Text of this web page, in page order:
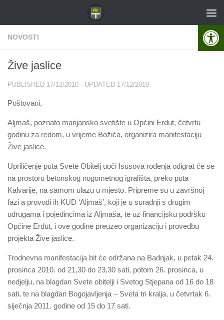
NOVOSTI
Žive jaslice
PUBLISHED 17/12/2010 · UPDATED 17/12/2010
Poštovani,
Aljmaš, poznato marijansko svetište u Općini Erdut, četvrtu
godinu za redom, u vrijeme Božića, organizira manifestaciju
Žive jaslice.
Upriličenje puta Svete Obitelj uoči Isusova rođenja odigrat će se
na prostoru betonskog nogometnog igrališta, preko puta
Kalvarije, na samom ulazu u mjesto. Pripreme su u završnoj
fazi a provodi ih KUD ‘Aljmaš’, koji je u suradnji s drugim
udrugama i pojedincima iz Aljmaša, te uz financijsku podršku
Općine Erdut, i ove godine preuzeo organizaciju i provedbu
projekta Žive jaslice.
Trodnevna manifestacija bit će održana na Badnjak, u petak 24.
prosinca 2010. od 21,30 do 23,30 sati, potom 26. prosinca, u
nedjelju, na blagdan Svete obitelji i Svetog Stjepana od 16 do 18
sati, te na blagdan Bogojavljenja – Sveta tri kralja, u četvrtak 6.
siječnja 2011. godine od 15 do 17 sati.